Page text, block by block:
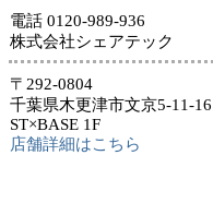
電話 0120-989-936
株式会社シェアテック
〒292-0804
千葉県木更津市文京5-11-16
ST×BASE 1F
店舗詳細はこちら